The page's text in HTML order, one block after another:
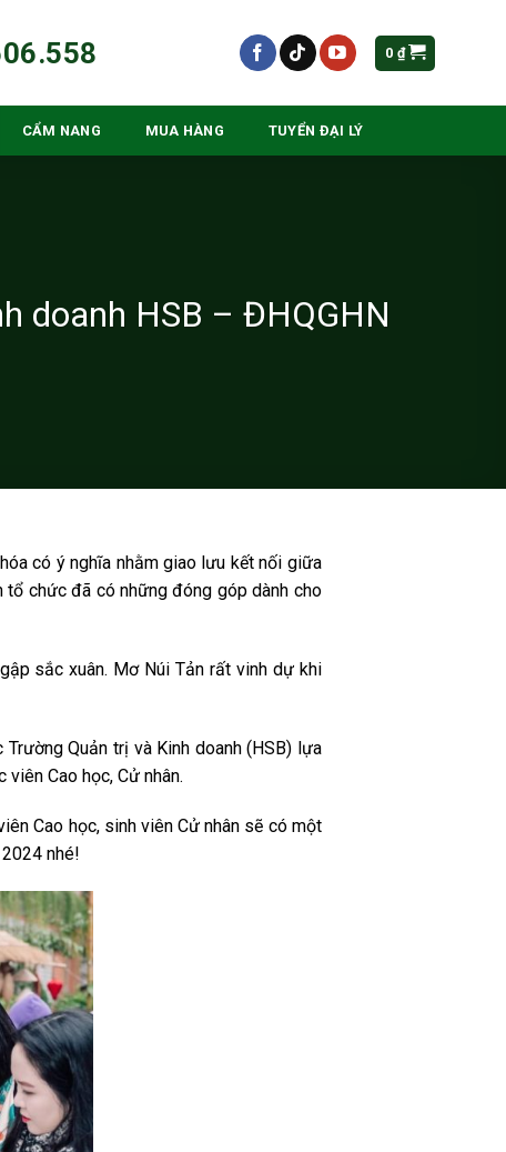
0 ₫
CẨM NANG MUA HÀNG TUYỂN ĐẠI LÝ
doanh HSB – ĐHQGHN
có ý nghĩa nhằm giao lưu kết nối giữa
tổ chức đã có những đóng góp dành cho
sắc xuân. Mơ Núi Tản rất vinh dự khi
Quản trị và Kinh doanh (HSB) lựa
Cao học, Cử nhân.
Cao học, sinh viên Cử nhân sẽ có một
nhé!